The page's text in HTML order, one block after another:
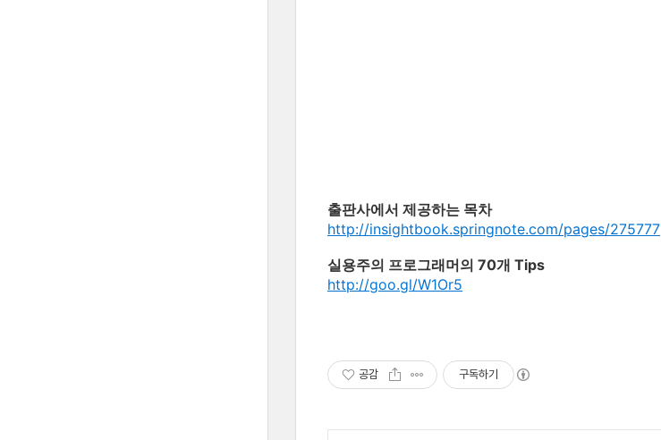
출판사에서 제공하는 목차
http://insightbook.springnote.com/pages/275777
실용주의 프로그래머의 70개 Tips
http://goo.gl/W1Or5
공감 구독하기